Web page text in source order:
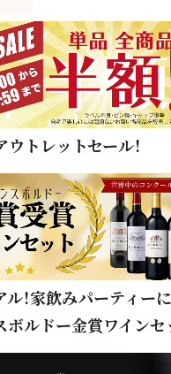
トレットセール！
ル！家飲みパーティー
ボルドー金賞ワインセ